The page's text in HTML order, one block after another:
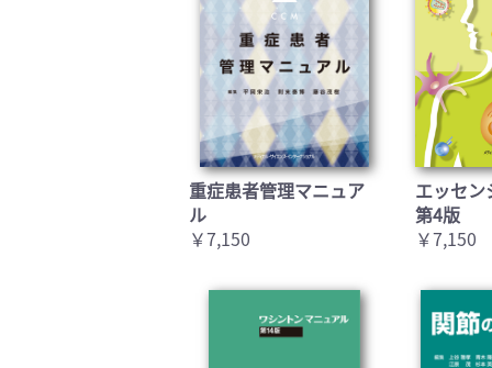
重症患者管理マニュア
ル
￥7,150
エッセン
第4版
￥7,150